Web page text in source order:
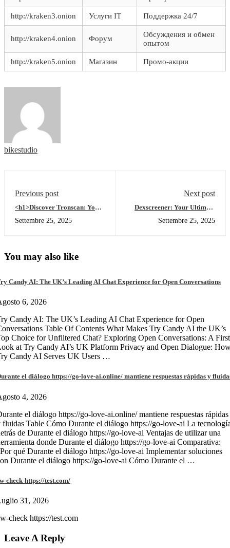
http://kraken3.onion Услуги IT Поддержка 24/7
http://kraken4.onion Форум
Обсуждения и обмен
опытом
http://kraken5.onion Магазин Промо-акции
bikestudio
Previous post
<h1>Discover Tronscan: Your
Insights</h1>
Settembre 25, 2025
Next post
Dexscreener: Your Ultimate
Markets
Settembre 25, 2025
You may also like
Candy AI: The UK’s Leading AI Chat Experience for Open Conversations
6, 2026
Candy AI: The UK’s Leading AI Chat Experience for Open
Table Of Contents What Makes Try Candy AI the UK’s
Choice for Unfiltered Chat? Exploring Open Conversations: A First
at Try Candy AI’s UK Platform Privacy and Open Dialogue:
Candy AI Serves UK Users …
el diálogo https://go-love-ai.online/ mantiene respuestas rápidas y
4, 2026
el diálogo https://go-love-ai.online/ mantiene respuestas rápidas
fluidas Table Cómo Durante el diálogo https://go-love-ai La
de Durante el diálogo https://go-love-ai Ventajas de utilizar una
donde Durante el diálogo https://go-love-ai Comparativa:
qué Durante el diálogo https://go-love-ai Implementar soluciones
Durante el diálogo https://go-love-ai Cómo Durante el …
check-https://test.com/
31, 2026
check https://test.com
Leave A Reply